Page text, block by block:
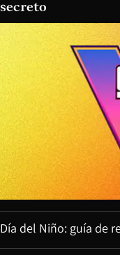
secreto
Día del Niño: guía de